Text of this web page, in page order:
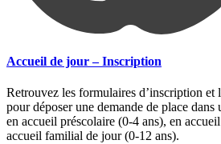
Accueil de jour – Inscription
Retrouvez les formulaires d’inscription et
pour déposer une demande de place dans
en accueil préscolaire (0-4 ans), en
accueil familial de jour (0-12 ans).